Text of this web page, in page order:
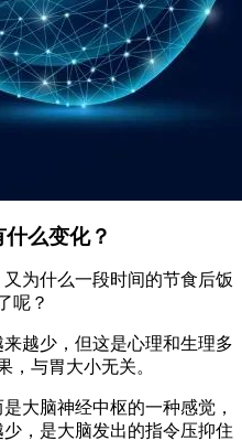
么变化？
为什么一段时间的节食后饭
呢？
越少，但这是心理和生理多
，与胃大小无关。
大脑神经中枢的一种感觉，
，是大脑发出的指令压抑住